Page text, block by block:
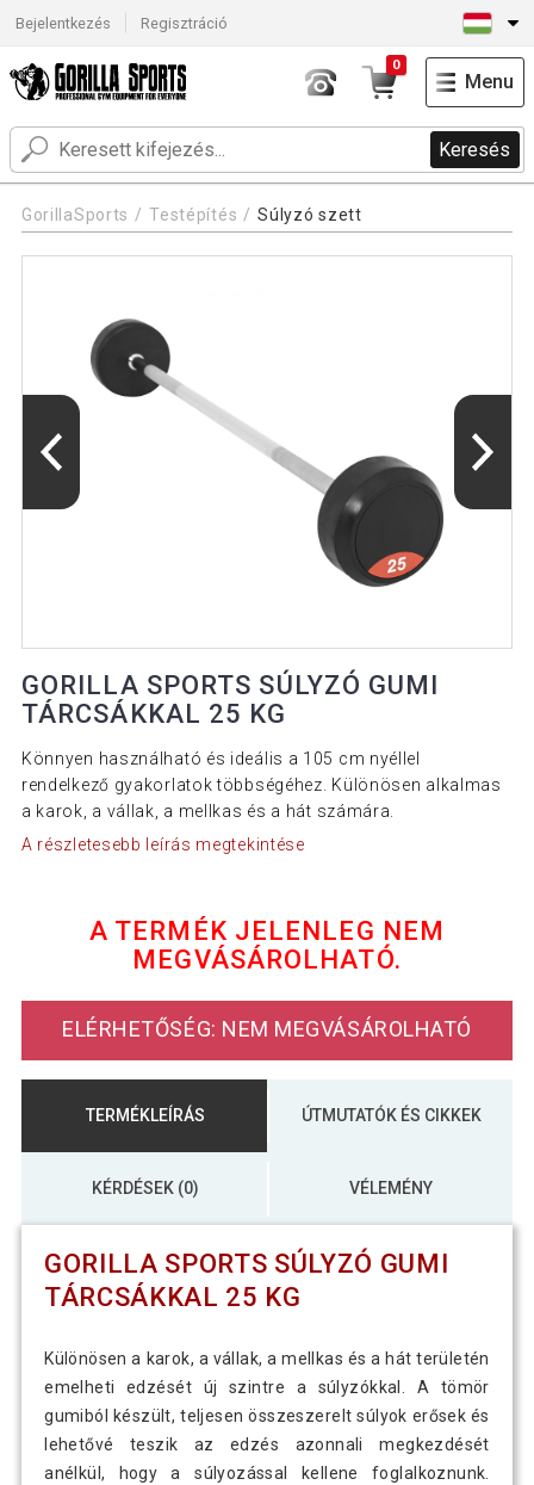
Bejelentkezés Regisztráció
Keresés
0
Menu
GorillaSports Testépítés Súlyzó szett
GORILLA SPORTS SÚLYZÓ GUMI
TÁRCSÁKKAL 25 KG
Könnyen használható és ideális a 105 cm nyéllel
rendelkező gyakorlatok többségéhez. Különösen alkalmas
a karok, a vállak, a mellkas és a hát számára.
A részletesebb leírás megtekintése
A TERMÉK JELENLEG NEM
MEGVÁSÁROLHATÓ.
ELÉRHETŐSÉG: NEM MEGVÁSÁROLHATÓ
TERMÉKLEÍRÁS ÚTMUTATÓK ÉS CIKKEK
KÉRDÉSEK (0) VÉLEMÉNY
GORILLA SPORTS SÚLYZÓ GUMI
TÁRCSÁKKAL 25 KG
Különösen a karok, a vállak, a mellkas és a hát területén
emelheti edzését új szintre a súlyzókkal. A tömör
gumiból készült, teljesen összeszerelt súlyok erősek és
lehetővé teszik az edzés azonnali megkezdését
anélkül, hogy a súlyozással kellene foglalkoznunk.